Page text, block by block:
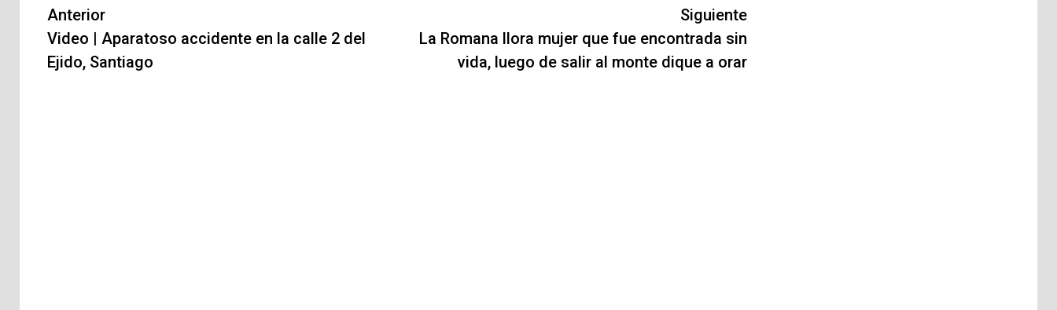
Navegación
de
entradas
Anterior
Video | Aparatoso accidente en la calle 2 del
Ejido, Santiago
Siguiente
La Romana llora mujer que fue encontrada sin
vida, luego de salir al monte dique a orar